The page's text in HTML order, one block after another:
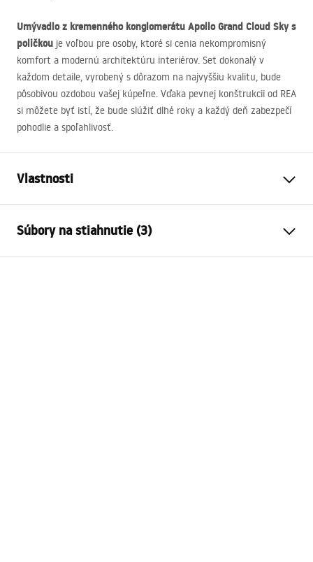
Umývadlo z kremenného konglomerátu Apollo Grand Cloud Sky s
poličkou je voľbou pre osoby, ktoré si cenia nekompromisný
komfort a modernú architektúru interiérov. Set dokonalý v
každom detaile, vyrobený s dôrazom na najvyššiu kvalitu, bude
pôsobivou ozdobou vašej kúpeľne. Vďaka pevnej konštrukcii od REA
si môžete byť istí, že bude slúžiť dlhé roky a každý deň zabezpečí
pohodlie a spoľahlivosť.
Vlastnosti
Materiál
Farba
Béžová, Imitácia kameňa
Súbory na stiahnutie (3)